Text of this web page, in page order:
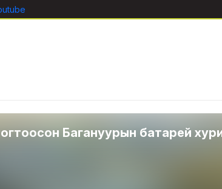
Багануурын батарей